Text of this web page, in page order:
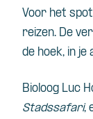
Voor het
reizen. De
de hoek, in
Bioloog Luc
Stadssafari,